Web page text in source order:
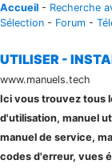
Accueil - Recherche
Sélection - Forum -
UTILISER -
www.manuels.tech
Ici vous trouvez tous
d'utilisation, manuel
manuel de service,
codes d'erreur, vues